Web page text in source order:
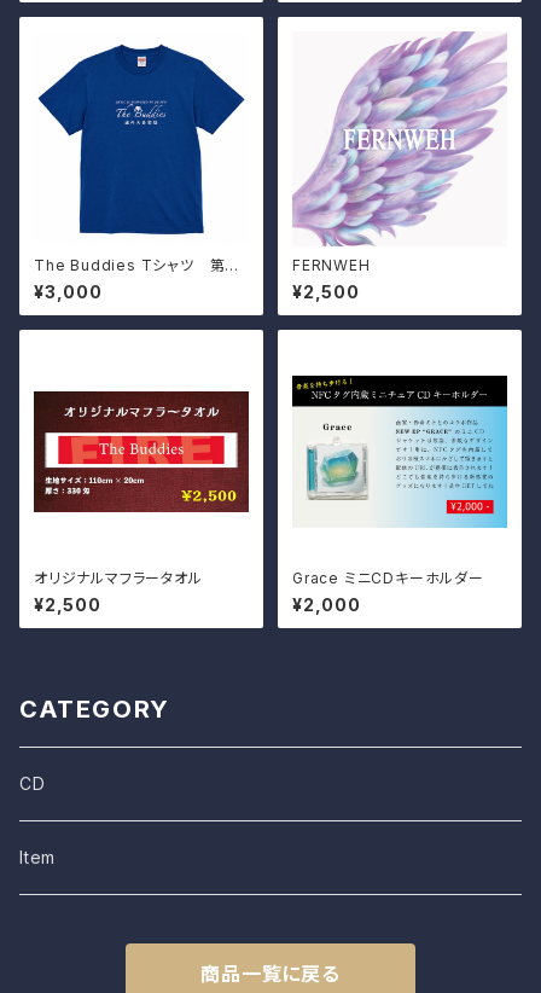
The Buddies Tシャツ 第二
弾
¥3,000
FERNWEH
¥2,500
オリジナルマフラータオル
¥2,500
Grace ミニCDキーホルダー
¥2,000
CATEGORY
CD
Item
商品一覧に戻る